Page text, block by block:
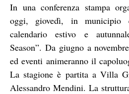
In una conferenza stampa
oggi, giovedì, in municipio
calendario estivo e
Season”. Da giugno a
ed eventi animeranno il
La stagione è partita a Villa
Alessandro Mendini. La